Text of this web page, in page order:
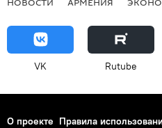
VK Rutube
О проекте Правила